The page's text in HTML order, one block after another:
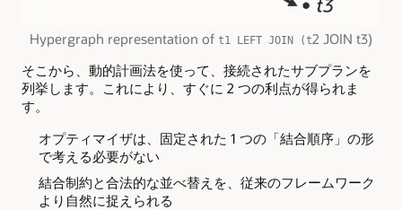
Hypergraph representation of t1 LEFT JOIN (t2 JOIN t3)
そこから、動的計画法を使って、接続されたサブプランを
列挙します。これにより、すぐに 2 つの利点が得られま
す。
オプティマイザは、固定された 1 つの「結合順序」の形
で考える必要がない
結合制約と合法的な並べ替えを、従来のフレームワーク
より自然に捉えられる